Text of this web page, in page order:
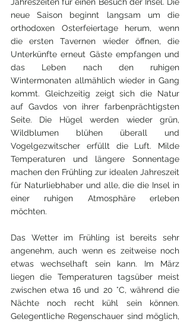
neue Saison beginnt langsam um die
orthodoxen Osterfeiertage herum, wenn
die ersten Tavernen wieder öffnen, die
Unterkünfte erneut Gäste empfangen und
das Leben nach den ruhigen
Wintermonaten allmählich wieder in Gang
kommt. Gleichzeitig zeigt sich die Natur
auf Gavdos von ihrer farbenprächtigsten
Seite. Die Hügel werden wieder grün,
Wildblumen blühen überall und
Vogelgezwitscher erfüllt die Luft. Milde
Temperaturen und längere Sonnentage
machen den Frühling zur idealen Jahreszeit
für Naturliebhaber und alle, die die Insel in
einer ruhigen Atmosphäre erleben
möchten.
Das Wetter im Frühling ist bereits sehr
angenehm, auch wenn es zeitweise noch
etwas wechselhaft sein kann. Im März
liegen die Temperaturen tagsüber meist
zwischen etwa 16 und 20 °C, während die
Nächte noch recht kühl sein können.
Gelegentliche Regenschauer sind möglich,